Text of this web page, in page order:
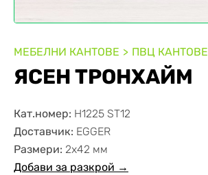
МЕБЕЛНИ КАНТОВЕ ПВЦ КАНТОВЕ
ЯСЕН ТРОНХАЙМ
Кат.номер: H1225 ST12
Доставчик: EGGER
Размери: 2х42 мм
Добави за разкрой →